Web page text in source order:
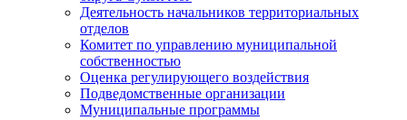
Деятельность начальников территориальных
отделов
Комитет по управлению муниципальной
собственностью
Оценка регулирующего воздействия
Подведомственные организации
Муниципальные программы